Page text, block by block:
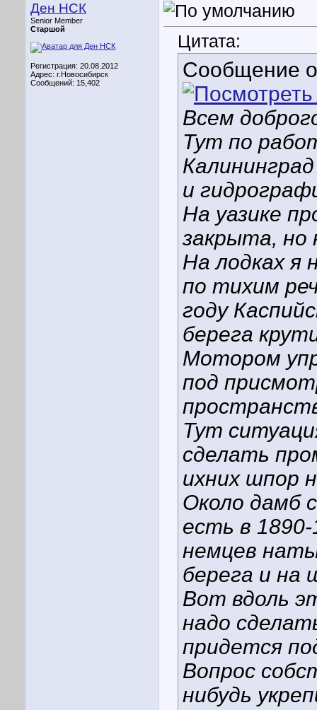
Ден НСК
Senior Member
Старшой
Регистрация: 20.08.2012
Адрес: г.Новосибирск
Сообщений: 15,402
Цитата:
Сообщение
Всем
Тут по
и
На уазике
закрыта, но
На лодках я
по тихим
году
берега
Мотором
под
Тут
сделать
ихних шпор
Около дамб
есть в
немцев
берега и на
Вот вдоль
надо
придется
Вопрос
нибудь